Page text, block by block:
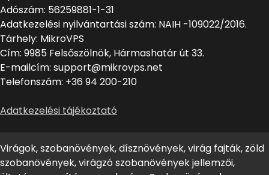
Adószám: 56259881-1-31
Adatkezelési nyilvántartási szám: NAIH -109022/2016.
Tárhely: MikroVPS
Cím: 9985 Felsőszölnök, Hármashatár út 33.
E-mailcím: support@mikrovps.net
Telefonszám: +36 94 200-210
Adatkezelési tájékoztató
Virágok, szobanövények, dísznövények, virág fajták, zöld
szobanövények, virágzó szobanövények jellemzői,